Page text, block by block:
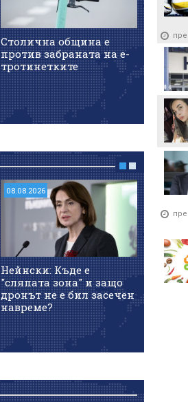
Столична община е
против забраната на е-
тротинетките
за
на ел.
08.08.2026
Нейнски: Къде е
"сляпата зона" и защо
дронът не е бил засечен
навреме?
08.08.2026